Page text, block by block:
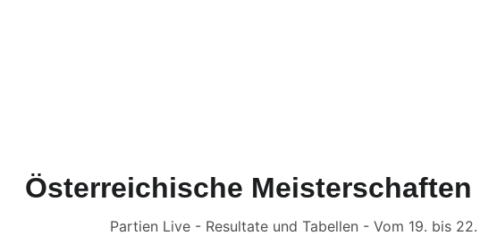
Österreichische Meisterschaften
Partien Live - Resultate und Tabellen - Vom 19. bis